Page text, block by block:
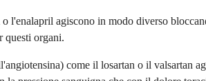
agiscono in modo diverso
questi organi.
come il losartan o il valsartan